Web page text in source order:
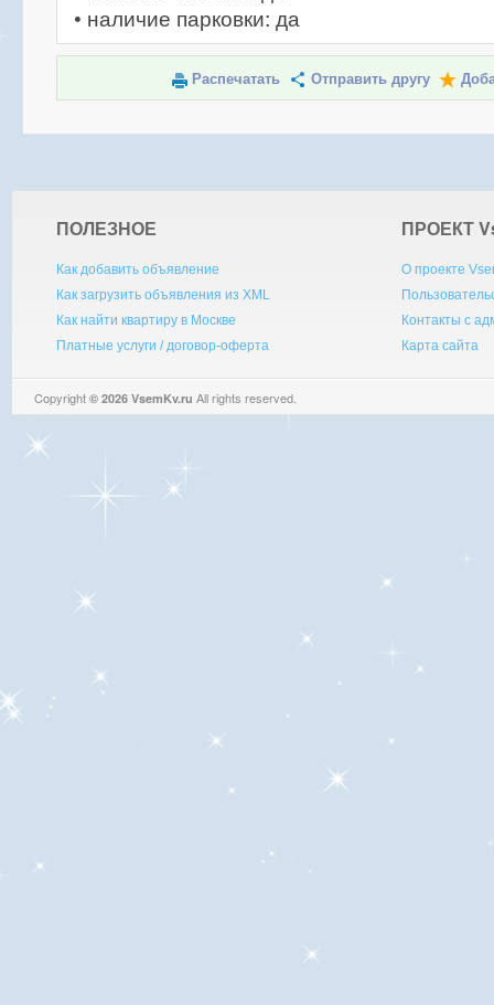
• наличие парковки: да
Распечатать Отправить другу
ПОЛЕЗНОЕ
Как добавить объявление
Как загрузить объявления из XML
Как найти квартиру в Москве
Платные услуги / договор-оферта
ПРОЕКТ V
О проекте
Контакты с
Карта сайта
Copyright © 2026 VsemKv.ru All rights reserved.